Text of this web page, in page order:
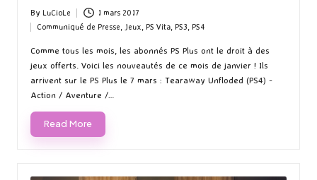
Posted
by
By LuCioLe 1 mars 2017
in
Communiqué de Presse, Jeux,PS Vita,PS3,PS4
Comme tous les mois, les abonnés PS Plus ont le droit à des
jeux offerts. Voici les nouveautés de ce mois de janvier ! Ils
arrivent sur le PS Plus le 7 mars : Tearaway Unfloded (PS4) -
Action / Aventure /…
Read More